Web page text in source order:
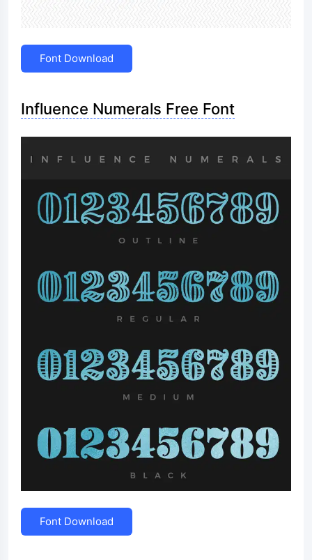
Font Download
Influence Numerals Free Font
Font Download